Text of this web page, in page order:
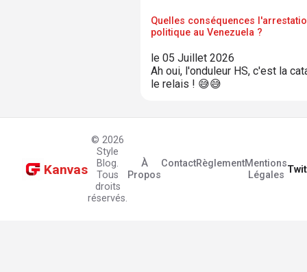
Quelles conséquences
politique au Venezuela ?
le 05 Juillet 2026
Ah oui, l'onduleur HS, c'est la
le relais ! 😅😅
Kanvas
© 2026
Style
Blog.
Tous
droits
réservés.
À
Propos
ContactRèglementMentions
Légales